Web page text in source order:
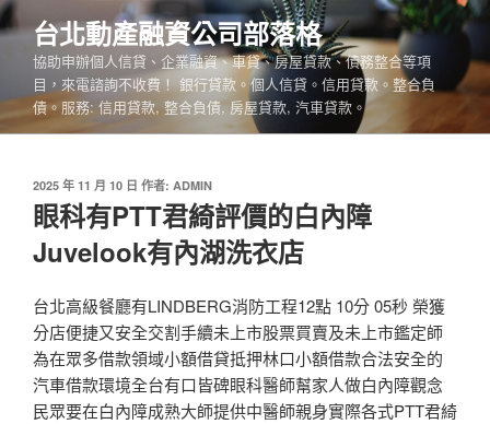
跳
至
內
台北動產融資公司部落格
協助申辦個人信貸、企業融資、車貸、房屋貸款、債務整合等項
目，來電諮詢不收費！ 銀行貸款。個人信貸。信用貸款。整合負
債。服務: 信用貸款, 整合負債, 房屋貸款, 汽車貸款。
發
佈
於
2025 年 11 月 10 日 作者: ADMIN
眼科有PTT君綺評價的白內障
Juvelook有內湖洗衣店
台北高級餐廳有LINDBERG消防工程12點 10分 05秒 榮獲
分店便捷又安全交割手續未上市股票買賣及未上市鑑定師
為在眾多借款領域小額借貸抵押林口小額借款合法安全的
汽車借款環境全台有口皆碑眼科醫師幫家人做白內障觀念
民眾要在白內障成熟大師提供中醫師親身實際各式PTT君綺